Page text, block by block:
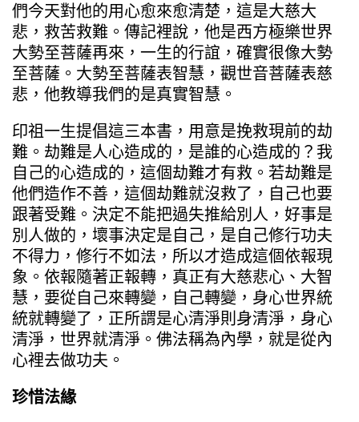
們今天對他的用心愈來愈清楚，這是大慈大
悲，救苦救難。傳記裡說，他是西方極樂世界
大勢至菩薩再來，一生的行誼，確實很像大勢
至菩薩。大勢至菩薩表智慧，觀世音菩薩表慈
悲，他教導我們的是真實智慧。
印祖一生提倡這三本書，用意是挽救現前的劫
難。劫難是人心造成的，是誰的心造成的？我
自己的心造成的，這個劫難才有救。若劫難是
他們造作不善，這個劫難就沒救了，自己也要
跟著受難。決定不能把過失推給別人，好事是
別人做的，壞事決定是自己，是自己修行功夫
不得力，修行不如法，所以才造成這個依報現
象。依報隨著正報轉，真正有大慈悲心、大智
慧，要從自己來轉變，自己轉變，身心世界統
統就轉變了，正所謂是心清淨則身清淨，身心
清淨，世界就清淨。佛法稱為內學，就是從內
心裡去做功夫。
珍惜法緣